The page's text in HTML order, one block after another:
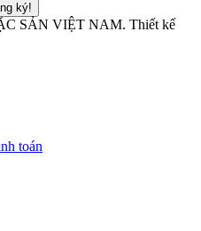
ký!
SẢN VIỆT NAM. Thiết kế
toán